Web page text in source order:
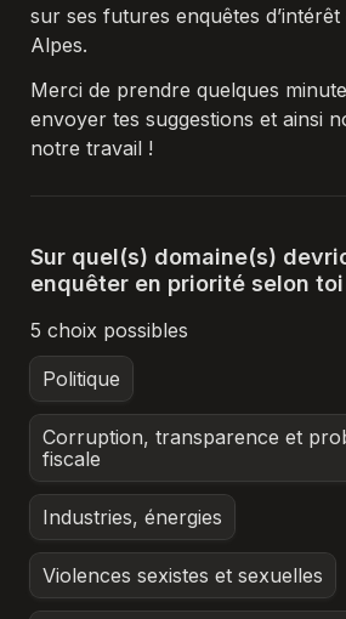
sur ses futures enquêtes
Alpes.
Merci de prendre quelques
envoyer tes suggestions et ainsi
notre travail !
Sur quel(s) domaine(s)
enquêter en priorité selon toi
5 choix possibles
Politique
Corruption, transparence et
fiscale
Industries, énergies
Violences sexistes et sexuelles